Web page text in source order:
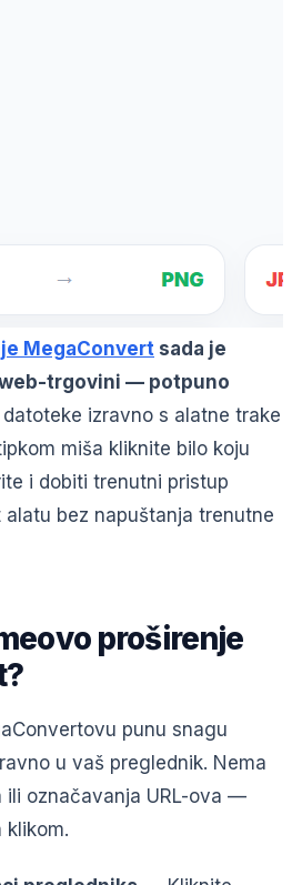
MegaConvert sada je
trgovini — potpuno
izravno s alatne trake
miša kliknite bilo koju
i dobiti trenutni pristup
bez napuštanja trenutne
proširenje
punu snagu
u vaš preglednik. Nema
ili označavanja URL-ova —
klikom.